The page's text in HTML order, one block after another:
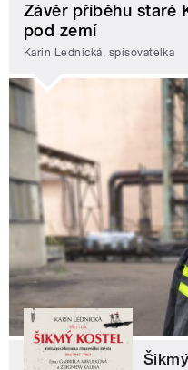
Závěr příběhu staré
pod zemí
Karin Lednická, spisovatelka